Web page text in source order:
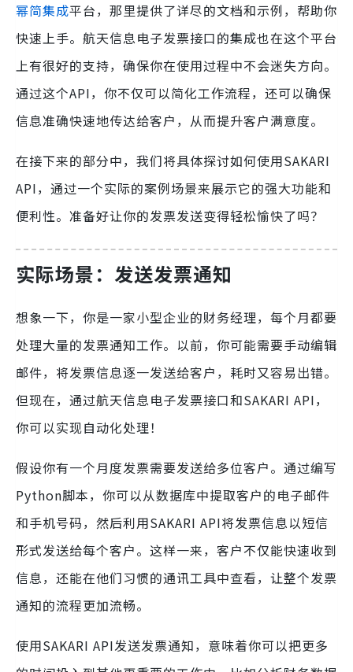
幂简集成平台，那里提供了详尽的文档和示例，帮助你
快速上手。航天信息电子发票接口的集成也在这个平台
上有很好的支持，确保你在使用过程中不会迷失方向。
通过这个API，你不仅可以简化工作流程，还可以确保
信息准确快速地传达给客户，从而提升客户满意度。
在接下来的部分中，我们将具体探讨如何使用SAKARI
API，通过一个实际的案例场景来展示它的强大功能和
便利性。准备好让你的发票发送变得轻松愉快了吗？
实际场景：发送发票通知
想象一下，你是一家小型企业的财务经理，每个月都要
处理大量的发票通知工作。以前，你可能需要手动编辑
邮件，将发票信息逐一发送给客户，耗时又容易出错。
但现在，通过航天信息电子发票接口和SAKARI API，
你可以实现自动化处理！
假设你有一个月度发票需要发送给多位客户。通过编写
Python脚本，你可以从数据库中提取客户的电子邮件
和手机号码，然后利用SAKARI API将发票信息以短信
形式发送给每个客户。这样一来，客户不仅能快速收到
信息，还能在他们习惯的通讯工具中查看，让整个发票
通知的流程更加流畅。
使用SAKARI API发送发票通知，意味着你可以把更多